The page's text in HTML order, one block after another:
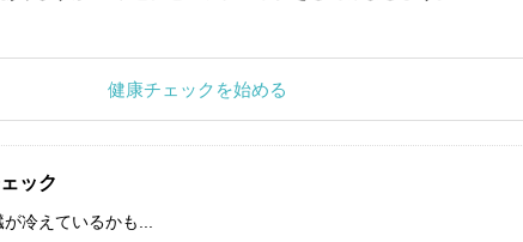
健康チェックを始める
ック
冷えているかも...